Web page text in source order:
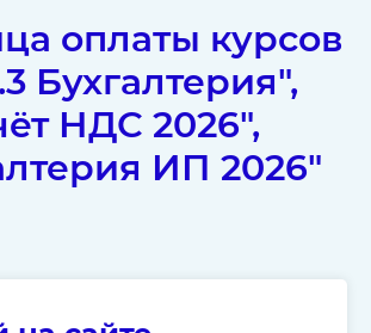
оплаты курсов
Бухгалтерия",
НДС 2026",
ИП 2026"